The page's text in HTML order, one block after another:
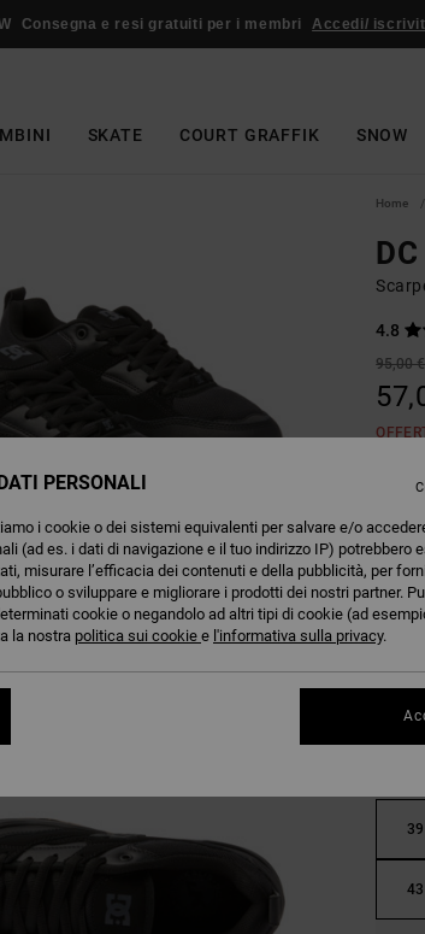
Consegna e resi gratuiti per i membri Accedi/
SKATE COURT GRAFFIK SNOW
Home
4.8
95,00 €
39
43
PERSONALI
i cookie o dei sistemi equivalenti per salvare e/o
(ad es. i dati di navigazione e il tuo indirizzo IP) potrebbero
misurare l’efficacia dei contenuti e della pubblicità, per
o sviluppare e migliorare i prodotti dei nostri partner.
cookie o negandolo ad altri tipi di cookie (ad
la nostra politica sui cookie e l'informativa sulla privacy.